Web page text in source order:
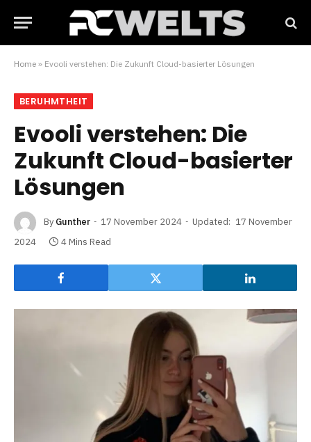
Home » Evooli verstehen: Die Zukunft Cloud-basierter Lösungen
BERUHMTHEIT
Evooli verstehen: Die
Zukunft Cloud-basierter
Lösungen
By Gunther 17 November 2024 Updated: 17 November
2024
4 Mins Read